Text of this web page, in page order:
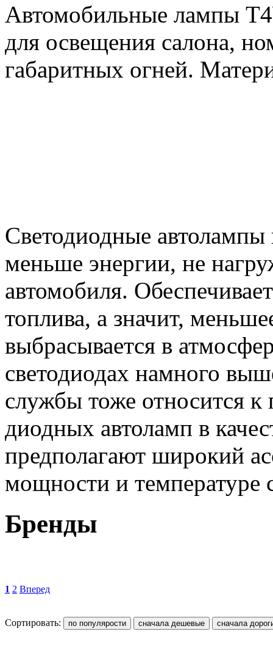
Автомобильные лампы
для освещения салона,
габаритных огней.
Светодиодные автолампы
меньше энергии, не
автомобиля.
топлива, а значит,
выбрасывается в
светодиодах намного
службы тоже относится к
диодных автоламп в
предполагают широкий
мощности и температуре
Бренды
1 2 Вперед
Сортировать: